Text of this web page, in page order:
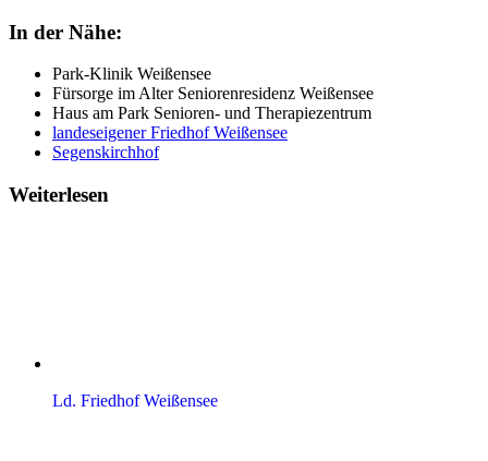
In der Nähe:
Park-Klinik Weißensee
Fürsorge im Alter Seniorenresidenz Weißensee
Haus am Park Senioren- und Therapiezentrum
landeseigener Friedhof Weißensee
Segenskirchhof
Weiterlesen
Ld. Friedhof Weißensee